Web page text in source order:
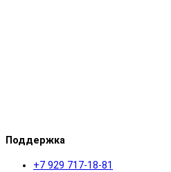
Поддержка
+7 929 717-18-81